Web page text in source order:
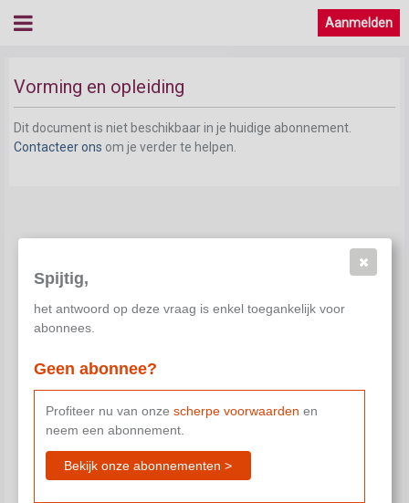
Aanmelden
Vorming en opleiding
Dit document is niet beschikbaar in je huidige abonnement.
Contacteer ons om je verder te helpen.
Spijtig,
het antwoord op deze vraag is enkel toegankelijk voor
abonnees.
Geen abonnee?
Profiteer nu van onze scherpe voorwaarden en
neem een abonnement.
Bekijk onze abonnementen >